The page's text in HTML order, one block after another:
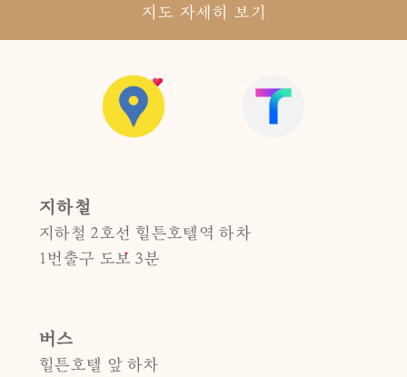
지도 자세히 보기
지하철
지하철 2호선 힐튼호텔역 하차
1번출구 도보 3분
버스
힐튼호텔 앞 하차